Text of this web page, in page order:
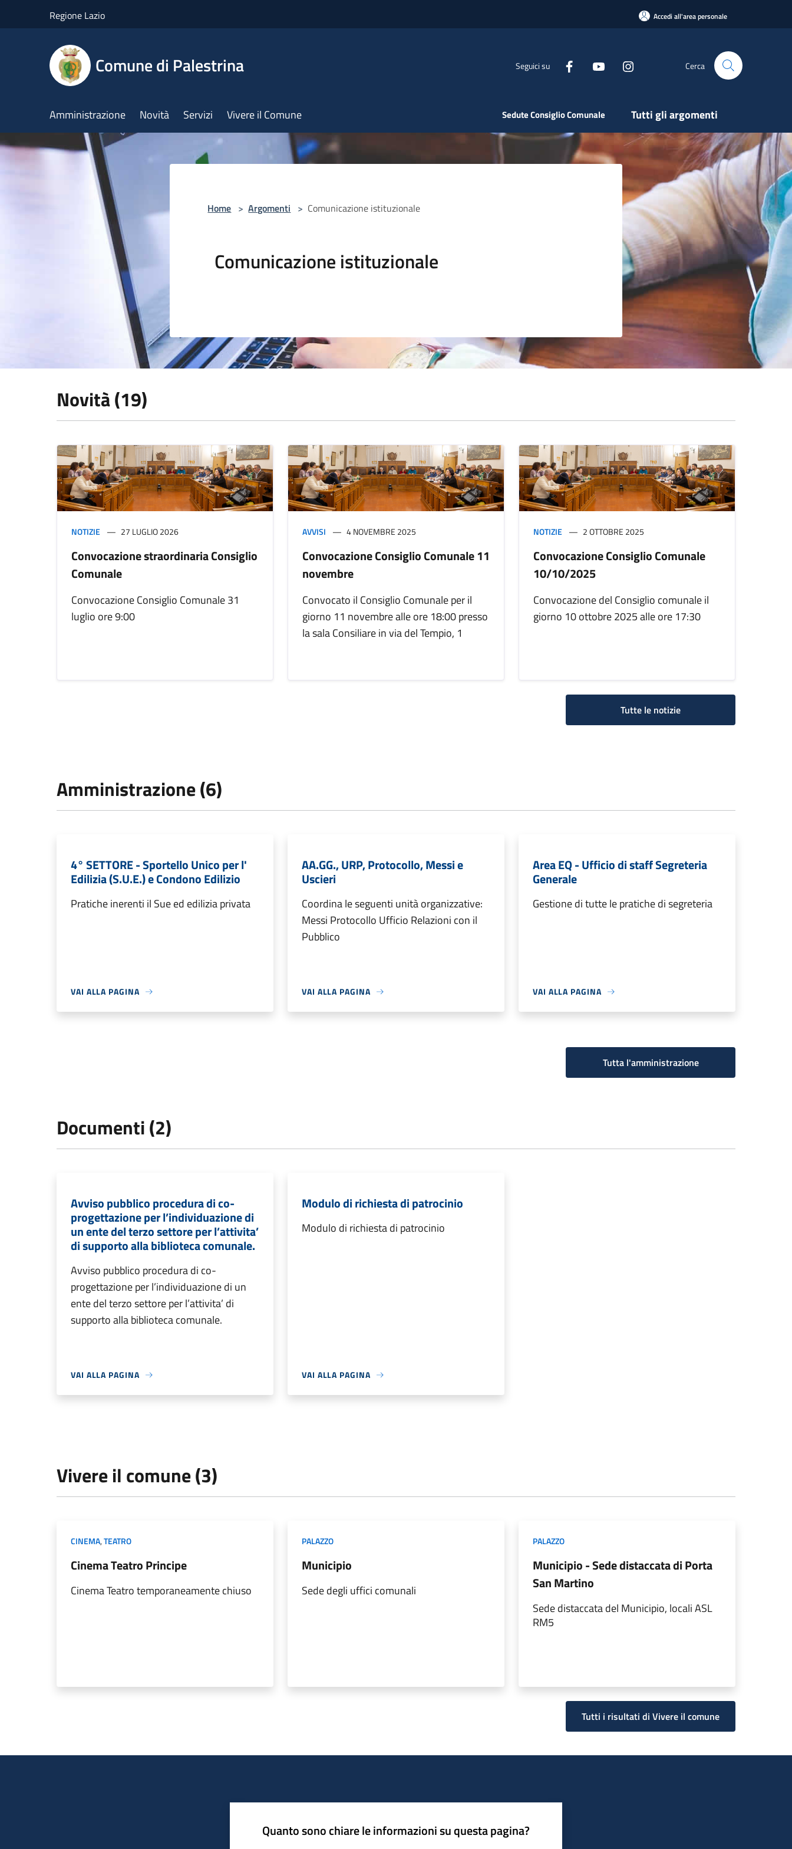
Regione Lazio Accedi all'area personale
Comune di Palestrina Seguici su Cerca
Amministrazione Novità Servizi Vivere il Comune Sedute Consiglio Comunale Tutti gli argomenti
Home > Argomenti > Comunicazione istituzionale
Comunicazione istituzionale
Novità (19)
NOTIZIE 27 LUGLIO 2026
Convocazione straordinaria Consiglio
Comunale
Convocazione Consiglio Comunale 31
luglio ore 9:00
AVVISI 4 NOVEMBRE 2025
Convocazione Consiglio Comunale 11
novembre
Convocato il Consiglio Comunale per il
giorno 11 novembre alle ore 18:00 presso
la sala Consiliare in via del Tempio, 1
NOTIZIE 2 OTTOBRE 2025
Convocazione Consiglio Comunale
10/10/2025
Convocazione del Consiglio comunale il
giorno 10 ottobre 2025 alle ore 17:30
Tutte le notizie
Amministrazione (6)
4° SETTORE - Sportello Unico per l'
Edilizia (S.U.E.) e Condono Edilizio
Pratiche inerenti il Sue ed edilizia privata
VAI ALLA PAGINA
AA.GG., URP, Protocollo, Messi e
Uscieri
Coordina le seguenti unità organizzative:
Messi Protocollo Ufficio Relazioni con il
Pubblico
VAI ALLA PAGINA
Area EQ - Ufficio di staff Segreteria
Generale
Gestione di tutte le pratiche di segreteria
VAI ALLA PAGINA
Tutta l'amministrazione
Documenti (2)
Avviso pubblico procedura di co-
progettazione per l’individuazione di
un ente del terzo settore per l’attivita’
di supporto alla biblioteca comunale.
Avviso pubblico procedura di co-
progettazione per l’individuazione di un
ente del terzo settore per l’attivita’ di
supporto alla biblioteca comunale.
VAI ALLA PAGINA
Modulo di richiesta di patrocinio
Modulo di richiesta di patrocinio
VAI ALLA PAGINA
Vivere il comune (3)
CINEMA,TEATRO
Cinema Teatro Principe
Cinema Teatro temporaneamente chiuso
PALAZZO
Municipio
Sede degli uffici comunali
PALAZZO
Municipio - Sede distaccata di Porta
San Martino
Sede distaccata del Municipio, locali ASL
RM5
Tutti i risultati di Vivere il comune
Quanto sono chiare le informazioni su questa pagina?